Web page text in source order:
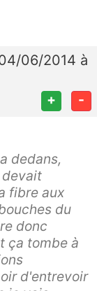
06/2014 à
+ -
dedans,
devait
fibre aux
du
donc
ça tombe à
d'entrevoir